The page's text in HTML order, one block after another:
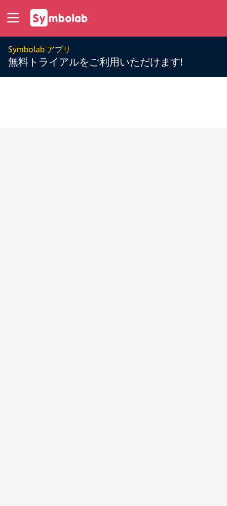
Symbolab アプリ
無料トライアルをご利用いただけます!